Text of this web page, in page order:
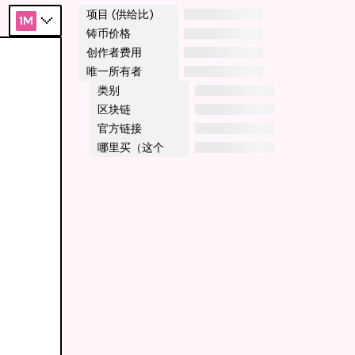
项目 (供给比)
铸币价格
创作者费用
唯一所有者
类别
区块链
官方链接
哪里买（这个
1M